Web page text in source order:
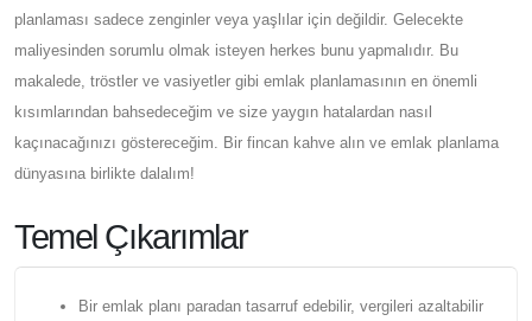
planlaması sadece zenginler veya yaşlılar için değildir. Gelecekte
maliyesinden sorumlu olmak isteyen herkes bunu yapmalıdır. Bu
makalede, tröstler ve vasiyetler gibi emlak planlamasının en önemli
kısımlarından bahsedeceğim ve size yaygın hatalardan nasıl
kaçınacağınızı göstereceğim. Bir fincan kahve alın ve emlak planlama
dünyasına birlikte dalalım!
Temel Çıkarımlar
Bir emlak planı paradan tasarruf edebilir, vergileri azaltabilir